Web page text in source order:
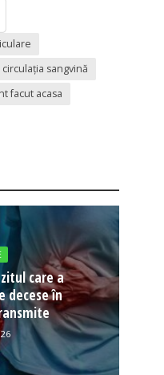
sangvină
facut acasa
care a
decese în